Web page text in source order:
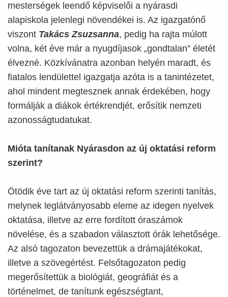
mesterségek leendő képviselői a nyárasdi
alapiskola jelenlegi növendékei is. Az igazgatónő
viszont Takács Zsuzsanna, pedig ha rajta múlott
volna, két éve már a nyugdíjasok „gondtalan” életét
élvezné. Közkívánatra azonban helyén maradt, és
fiatalos lendülettel igazgatja azóta is a tanintézetet,
ahol mindent megtesznek annak érdekében, hogy
formálják a diákok értékrendjét, erősítik nemzeti
azonosságtudatukat.
Mióta tanítanak Nyárasdon az új oktatási reform
szerint?
Ötödik éve tart az új oktatási reform szerinti tanítás,
melynek leglátványosabb eleme az idegen nyelvek
oktatása, illetve az erre fordított óraszámok
növelése, és a szabadon választott órák lehetősége.
Az alsó tagozaton bevezettük a drámajátékokat,
illetve a szövegértést. Felsőtagozaton pedig
megerősítettük a biológiát, geográfiát és a
történelmet, de tanítunk egészségtant,